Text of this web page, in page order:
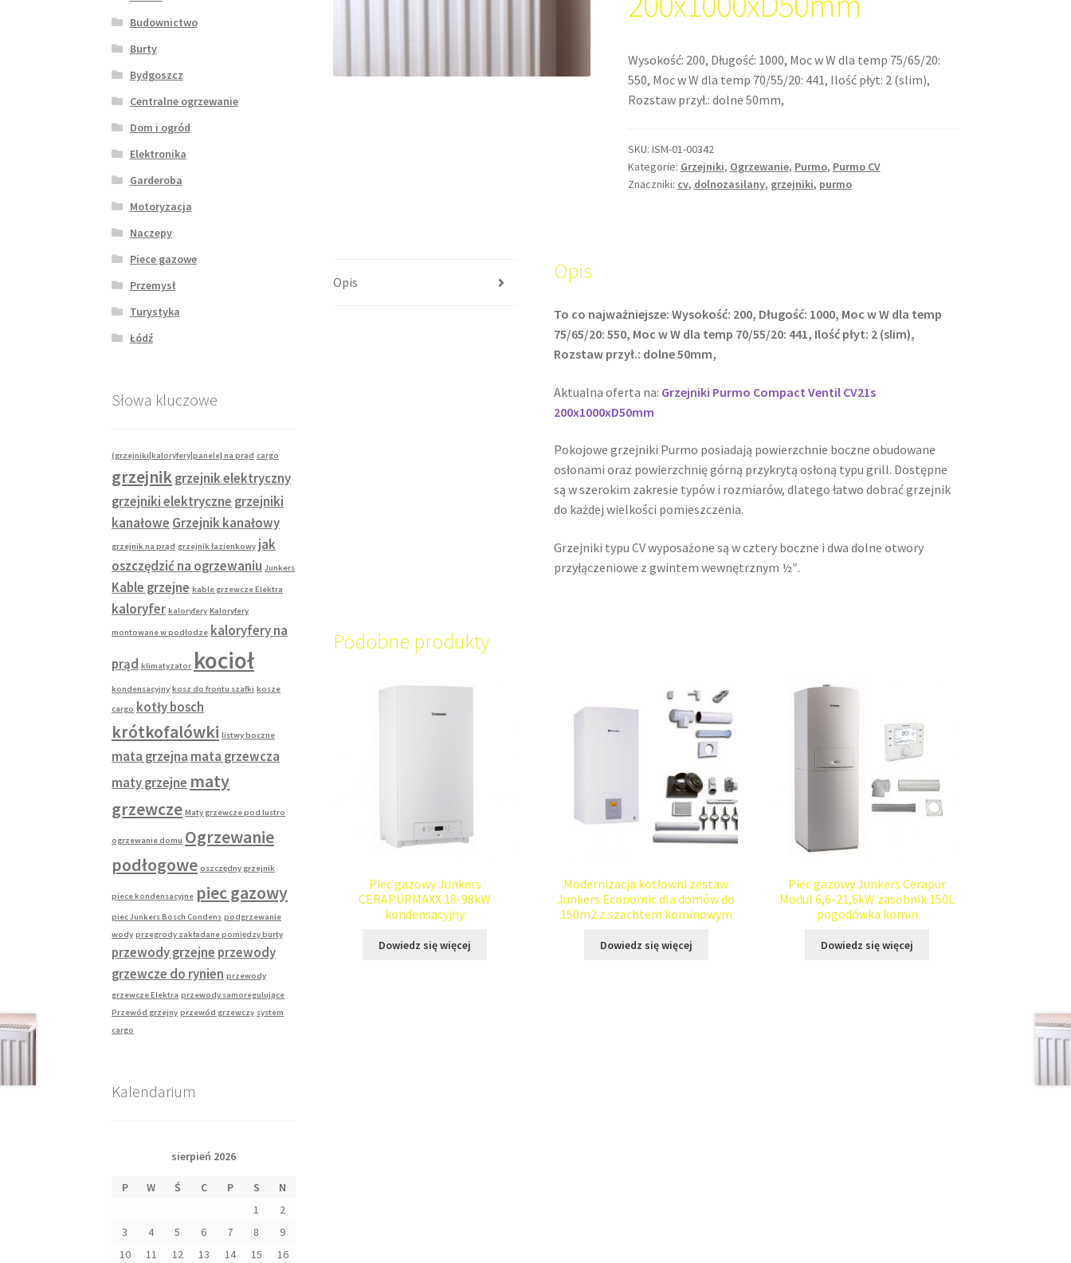
Wysokość: 200, Długość: 1000, Moc w W dla temp 75/65/20:
550, Moc w W dla temp 70/55/20: 441, Ilość płyt: 2 (slim),
Rozstaw przył.: dolne 50mm,
SKU: ISM-01-00342
Kategorie: Grzejniki, Ogrzewanie, Purmo, Purmo CV
Znaczniki: cv, dolnozasilany, grzejniki, purmo
Opis Opis
To co najważniejsze: Wysokość: 200, Długość: 1000, Moc w W dla temp
75/65/20: 550, Moc w W dla temp 70/55/20: 441, Ilość płyt: 2 (slim),
Rozstaw przył.: dolne 50mm,
Aktualna oferta na: Grzejniki Purmo Compact Ventil CV21s
200x1000xD50mm
Pokojowe grzejniki Purmo posiadają powierzchnie boczne obudowane
osłonami oraz powierzchnię górną przykrytą osłoną typu grill. Dostępne
są w szerokim zakresie typów i rozmiarów, dlatego łatwo dobrać grzejnik
do każdej wielkości pomieszczenia.
Grzejniki typu CV wyposażone są w cztery boczne i dwa dolne otwory
przyłączeniowe z gwintem wewnętrznym ½″.
Podobne produkty
Piec gazowy Junkers
CERAPURMAXX 18-98kW
kondensacyjny
Dowiedz się więcej
Modernizacja kotłowni zestaw
Junkers Economic dla domów do
150m2 z szachtem kominowym
Dowiedz się więcej
Piec gazowy Junkers Cerapur
Modul 6,6-21,6kW zasobnik 150L
pogodówka komin
Dowiedz się więcej
Budownictwo
Burty
Bydgoszcz
Centralne ogrzewanie
Dom i ogród
Elektronika
Garderoba
Motoryzacja
Naczepy
Piece gazowe
Przemysł
Turystyka
Łódź
Słowa kluczowe
(grzejniki|kaloryfery|panele} na prąd cargo
grzejnikgrzejnik elektryczny
grzejniki elektryczne grzejniki
kanałowe Grzejnik kanałowy
grzejnik na prąd grzejnik łazienkowy jak
oszczędzić na ogrzewaniu Junkers
Kable grzejne kable grzewcze Elektra
kaloryfer kaloryfery Kaloryfery
montowane w podłodze kaloryfery na
prąd klimatyzator kocioł
kondensacyjny kosz do frontu szafki kosze
cargo kotły bosch
krótkofalówki listwy boczne
mata grzejna mata grzewcza
maty grzejne maty
grzewcze Maty grzewcze pod lustro
ogrzewanie domu Ogrzewanie
podłogowe oszczędny grzejnik
piece kondensacyjne piec gazowy
piec Junkers Bosch Condens podgrzewanie
wody przegrody zakładane pomiędzy burty
przewody grzejne przewody
grzewcze do rynien przewody
grzewcze Elektra przewody samoregulujące
Przewód grzejny przewód grzewczy system
cargo
Kalendarium
sierpień 2026
P W Ś C P S
N
1
2
3
4 5 6 7 8
9
10
11 12 13 14 15
16